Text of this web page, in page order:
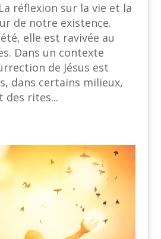
réflexion sur la vie et la
de notre existence.
elle est ravivée au
Dans un contexte
de Jésus est
dans certains milieux,
des rites...